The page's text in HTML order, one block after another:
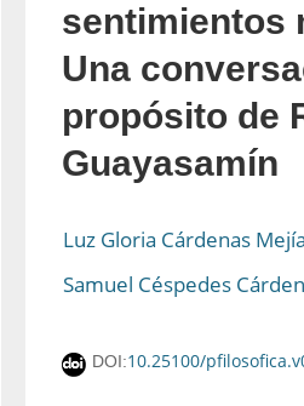
sentimientos
Una
propósito de
Guayasamín
Luz Gloria Cárdenas Mejía
Samuel Céspedes
DOI:10.25100/